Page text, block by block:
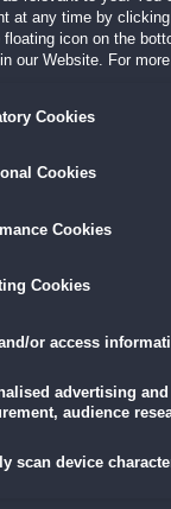
berufen durch den
sondern auch von
seinem schwächsten
in Gefahr bringt,
der König
um 19:27
at any time by
floating icon on the
our Website. For
Cookies
Cookies
Cookies
Cookies
or access
advertising
audience
scan device